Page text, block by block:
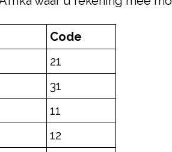
Code
21
31
11
12